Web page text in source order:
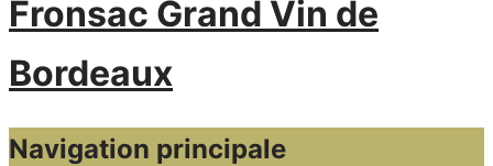
Navigation principale